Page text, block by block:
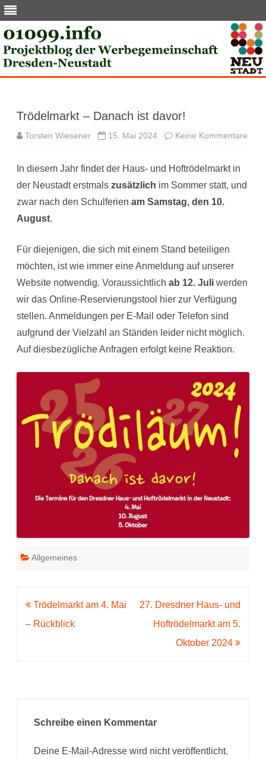
Trödelmarkt – Danach ist davor!
Torsten Wiesener 15. Mai 2024 Keine Kommentare
In diesem Jahr findet der Haus- und Hoftrödelmarkt in
der Neustadt erstmals zusätzlich im Sommer statt, und
zwar nach den Schulferien am Samstag, den 10.
August.
Für diejenigen, die sich mit einem Stand beteiligen
möchten, ist wie immer eine Anmeldung auf unserer
Website notwendig. Voraussichtlich ab 12. Juli werden
wir das Online-Reservierungstool hier zur Verfügung
stellen. Anmeldungen per E-Mail oder Telefon sind
aufgrund der Vielzahl an Ständen leider nicht möglich.
Auf diesbezügliche Anfragen erfolgt keine Reaktion.
Allgemeines
Beitragsnavigation
Trödelmarkt am 4. Mai
– Rückblick
27. Dresdner Haus- und
Hoftrödelmarkt am 5.
Oktober 2024
Schreibe einen Kommentar
Deine E-Mail-Adresse wird nicht veröffentlicht.